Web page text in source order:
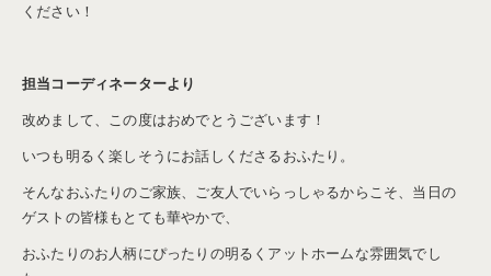
ください！
担当コーディネーターより
改めまして、この度はおめでとうございます！
いつも明るく楽しそうにお話しくださるおふたり。
そんなおふたりのご家族、ご友人でいらっしゃるからこそ、当日の
ゲストの皆様もとても華やかで、
おふたりのお人柄にぴったりの明るくアットホームな雰囲気でし